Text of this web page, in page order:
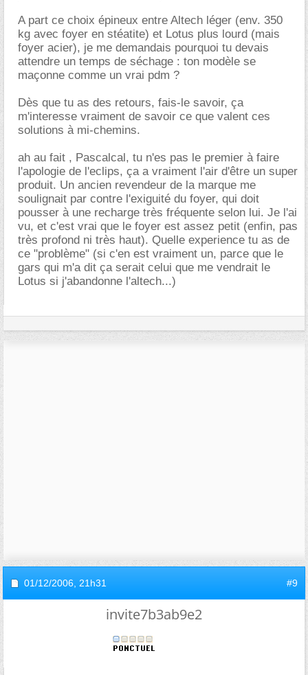
A part ce choix épineux entre Altech léger (env. 350
kg avec foyer en stéatite) et Lotus plus lourd (mais
foyer acier), je me demandais pourquoi tu devais
attendre un temps de séchage : ton modèle se
maçonne comme un vrai pdm ?
Dès que tu as des retours, fais-le savoir, ça
m'interesse vraiment de savoir ce que valent ces
solutions à mi-chemins.
ah au fait , Pascalcal, tu n'es pas le premier à faire
l'apologie de l'eclips, ça a vraiment l'air d'être un super
produit. Un ancien revendeur de la marque me
soulignait par contre l'exiguité du foyer, qui doit
pousser à une recharge très fréquente selon lui. Je l'ai
vu, et c'est vrai que le foyer est assez petit (enfin, pas
très profond ni très haut). Quelle experience tu as de
ce "problème" (si c'en est vraiment un, parce que le
gars qui m'a dit ça serait celui que me vendrait le
Lotus si j'abandonne l'altech...)
01/12/2006, 21h31 #9
invite7b3ab9e2